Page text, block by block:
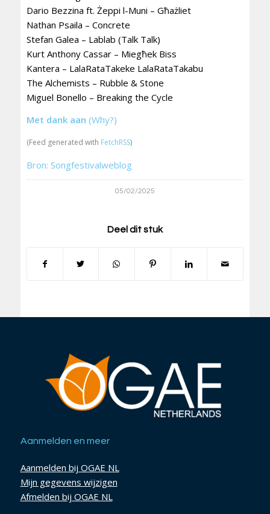
Dario Bezzina ft. Żeppi l-Muni – Għażliet
Nathan Psaila – Concrete
Stefan Galea – Lablab (Talk Talk)
Kurt Anthony Cassar – Miegħek Biss
Kantera – LalaRataTakeke LalaRataTakabu
The Alchemists – Rubble & Stone
Miguel Bonello – Breaking the Cycle
Met dank aan (Why?)
(Feed generated with FetchRSS)
Bron: Songfestivalweblog
05/02/2025
Deel dit stuk
Aanmelden en meer
Aanmelden bij OGAE NL
Mijn gegevens wijzigen
Afmelden bij OGAE NL